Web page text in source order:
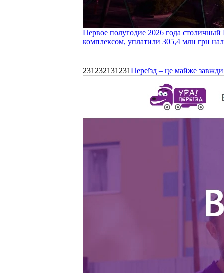
Первое полугодие 2026 года
комплексом, уплатили 305,4 млн грн
231232131231Переїзд – це майже